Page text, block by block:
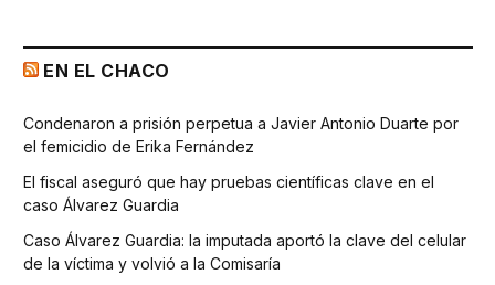
EN EL CHACO
Condenaron a prisión perpetua a Javier Antonio Duarte por
el femicidio de Erika Fernández
El fiscal aseguró que hay pruebas científicas clave en el
caso Álvarez Guardia
Caso Álvarez Guardia: la imputada aportó la clave del celular
de la víctima y volvió a la Comisaría